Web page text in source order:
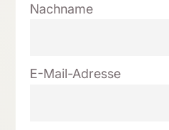
Nachname
E-Mail-Adresse